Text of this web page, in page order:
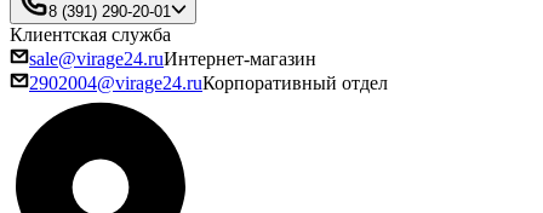
8 (391) 290-20-01
Клиентская служба
sale@virage24.ruИнтернет-магазин
2902004@virage24.ruКорпоративный отдел